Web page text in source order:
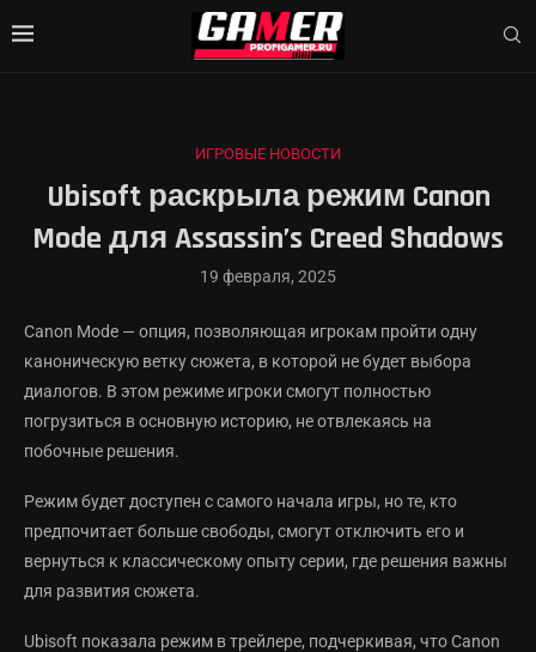
ИГРОВЫЕ НОВОСТИ
Ubisoft раскрыла режим Canon
Mode для Assassin’s Creed Shadows
19 февраля, 2025
Canon Mode — опция, позволяющая игрокам пройти одну
каноническую ветку сюжета, в которой не будет выбора
диалогов. В этом режиме игроки смогут полностью
погрузиться в основную историю, не отвлекаясь на
побочные решения.
Режим будет доступен с самого начала игры, но те, кто
предпочитает больше свободы, смогут отключить его и
вернуться к классическому опыту серии, где решения важны
для развития сюжета.
Ubisoft показала режим в трейлере, подчеркивая, что Canon